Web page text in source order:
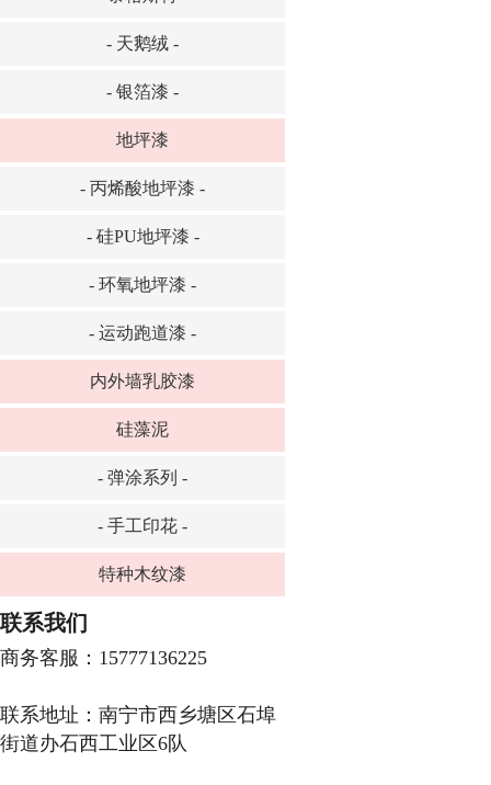
- 天鹅绒 -
- 银箔漆 -
地坪漆
- 丙烯酸地坪漆 -
- 硅PU地坪漆 -
- 环氧地坪漆 -
- 运动跑道漆 -
内外墙乳胶漆
硅藻泥
- 弹涂系列 -
- 手工印花 -
特种木纹漆
联系我们
商务客服：15777136225
联系地址：南宁市西乡塘区石埠
街道办石西工业区6队